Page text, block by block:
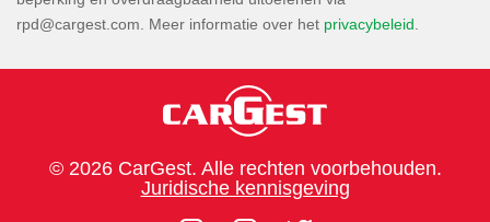
. Meer informatie over het privacybeleid
© 2026 CarGest. Alle rechten voorbehouden.
Juridische kennisgeving